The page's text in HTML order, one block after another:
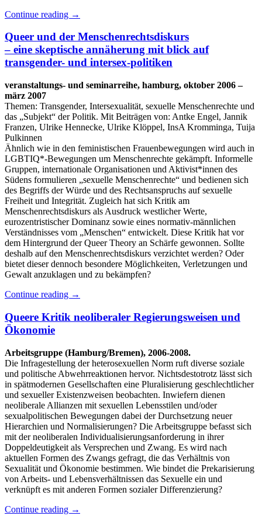
Continue reading →
Queer und der Menschenrechtsdiskurs
– eine skeptische annäherung mit blick auf
transgender- und intersex-politiken
veranstaltungs- und seminarreihe, hamburg, oktober 2006 –
märz 2007
Themen: Transgender, Intersexualität, sexuelle Menschenrechte und
das „Subjekt“ der Politik. Mit Beiträgen von: Antke Engel, Jannik
Franzen, Ulrike Hennecke, Ulrike Klöppel, InsA Kromminga, Tuija
Pulkinnen
Ähnlich wie in den feministischen Frauenbewegungen wird auch in
LGBTIQ*-Bewegungen um Menschenrechte gekämpft. Informelle
Gruppen, internationale Organisationen und Aktivist*innen des
Südens formulieren „sexuelle Menschenrechte“ und bedienen sich
des Begriffs der Würde und des Rechtsanspruchs auf sexuelle
Freiheit und Integrität. Zugleich hat sich Kritik am
Menschenrechtsdiskurs als Ausdruck westlicher Werte,
eurozentristischer Dominanz sowie eines normativ-männlichen
Verständnisses vom „Menschen“ entwickelt. Diese Kritik hat vor
dem Hintergrund der Queer Theory an Schärfe gewonnen. Sollte
deshalb auf den Menschenrechtsdiskurs verzichtet werden? Oder
bietet dieser dennoch besondere Möglichkeiten, Verletzungen und
Gewalt anzuklagen und zu bekämpfen?
Continue reading →
Queere Kritik neoliberaler Regierungsweisen und
Ökonomie
Arbeitsgruppe (Hamburg/Bremen), 2006-2008.
Die Infragestellung der heterosexuellen Norm ruft diverse soziale
und politische Abwehrreaktionen hervor. Nichtsdestotrotz lässt sich
in spätmodernen Gesellschaften eine Pluralisierung geschlechtlicher
und sexueller Existenzweisen beobachten. Inwiefern dienen
neoliberale Allianzen mit sexuellen Lebensstilen und/oder
sexualpolitischen Bewegungen dabei der Durchsetzung neuer
Hierarchien und Normalisierungen? Die Arbeitsgruppe befasst sich
mit der neoliberalen Individualisierungsanforderung in ihrer
Doppeldeutigkeit als Versprechen und Zwang. Es wird nach
aktuellen Formen des Zwangs gefragt, die das Verhältnis von
Sexualität und Ökonomie bestimmen. Wie bindet die Prekarisierung
von Arbeits- und Lebensverhältnissen das Sexuelle ein und
verknüpft es mit anderen Formen sozialer Differenzierung?
Continue reading →